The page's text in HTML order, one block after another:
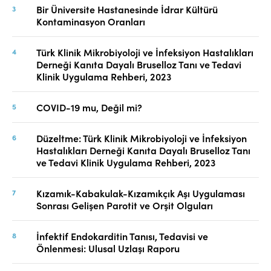
Bir Üniversite Hastanesinde İdrar Kültürü
Kontaminasyon Oranları
Türk Klinik Mikrobiyoloji ve İnfeksiyon Hastalıkları
Derneği Kanıta Dayalı Bruselloz Tanı ve Tedavi
Klinik Uygulama Rehberi, 2023
COVID-19 mu, Değil mi?
Düzeltme: Türk Klinik Mikrobiyoloji ve İnfeksiyon
Hastalıkları Derneği Kanıta Dayalı Bruselloz Tanı
ve Tedavi Klinik Uygulama Rehberi, 2023
Kızamık-Kabakulak-Kızamıkçık Aşı Uygulaması
Sonrası Gelişen Parotit ve Orşit Olguları
İnfektif Endokarditin Tanısı, Tedavisi ve
Önlenmesi: Ulusal Uzlaşı Raporu